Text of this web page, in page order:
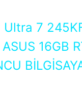
Ultra 7
16GB